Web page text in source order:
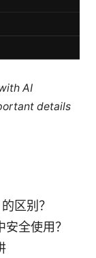
AI
details
区别？
全使用？